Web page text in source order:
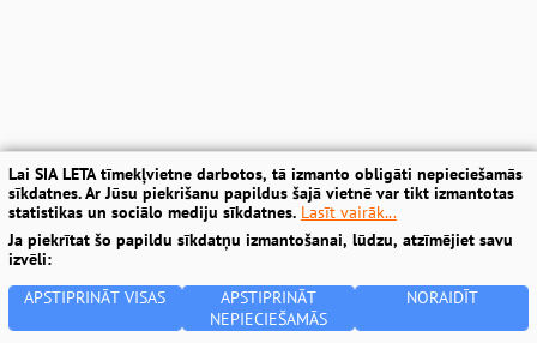
Lai SIA LETA tīmekļvietne darbotos, tā izmanto obligāti nepieciešamās
sīkdatnes. Ar Jūsu piekrišanu papildus šajā vietnē var tikt izmantotas
statistikas un sociālo mediju sīkdatnes. Lasīt vairāk...
Ja piekrītat šo papildu sīkdatņu izmantošanai, lūdzu, atzīmējiet savu
izvēli:
APSTIPRINĀT VISAS
APSTIPRINĀT
NEPIECIEŠAMĀS
NORAIDĪT